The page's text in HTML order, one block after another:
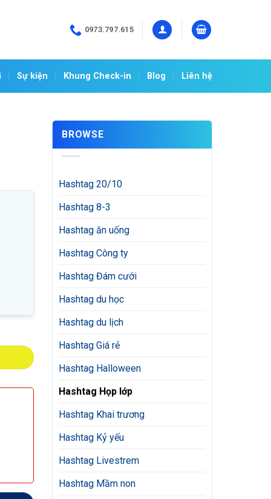
0973.797.615
Sự kiện Khung Check-in Blog Liên hệ
BROWSE
Hashtag 20/10
Hashtag 8-3
Hashtag ăn uống
Hashtag Công ty
Hashtag Đám cưới
Hashtag du học
Hashtag du lịch
Hashtag Giá rẻ
Hashtag Halloween
Hashtag Họp lớp
Hashtag Khai trương
Hashtag Kỷ yếu
Hashtag Livestrem
Hashtag Mầm non